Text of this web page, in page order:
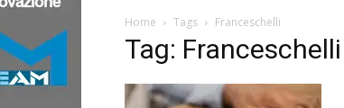
Home Tags Franceschelli
Tag: Franceschelli